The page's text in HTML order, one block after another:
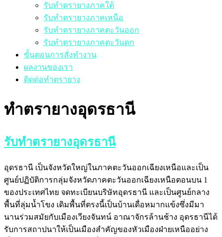
รับทำตรายางภาคใต้
รับทำตรายางภาคเหนือ
รับทำตรายางภาคตะวันออก
รับทำตรายางภาคตะวันตก
ขั้นตอนการสั่งทำงาน
ผลงานของเรา
ติดต่อทำตรายาง
ทำตรายางอุดรธานี
รับทำตรายางอุดรธานี
อุดรธานี เป็นจังหวัดใหญ่ในภาคตะวันออกเฉียงเหนือและเป็น
ศูนย์ปฏิบัติการกลุ่มจังหวัดภาคตะวันออกเฉียงเหนือตอนบน 1
ของประเทศไทย จดทะเบียนบริษัทอุดรธานี และเป็นศูนย์กลาง
พื้นที่ลุ่มน้ำโขง เดิมพื้นที่ตรงนี้เป็นบ้านเดื่อหมากแข้งซึ่งมีมา
นานร่วมสมัยกับเมืองเวียงจันทน์ อาณาจักรล้านช้าง อุดรธานีได้
รับการสถาปนาให้เป็นเมืองสำคัญของหัวเมืองฝ่ายเหนืออย่าง